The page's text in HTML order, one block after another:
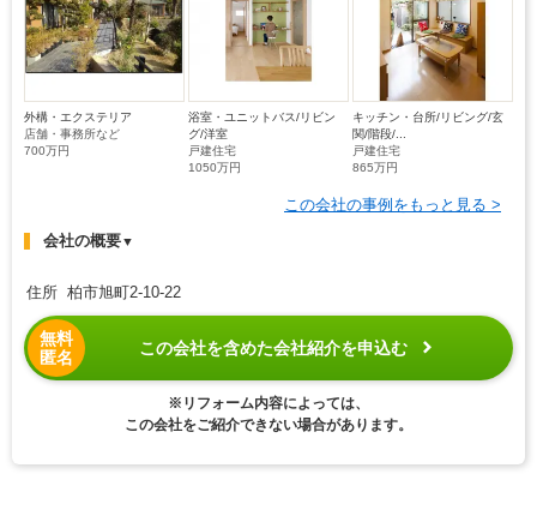
外構・エクステリア
店舗・事務所など
700万円
浴室・ユニットバス/リビン
グ/洋室
戸建住宅
1050万円
キッチン・台所/リビング/玄
関/階段/...
戸建住宅
865万円
この会社の事例をもっと見る >
会社の概要▼
住所 柏市旭町2-10-22
無料
匿名
この会社を含めた会社紹介を申込む
※リフォーム内容によっては、
この会社をご紹介できない場合があります。